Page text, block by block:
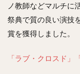
ノ教師などマルチに
祭典で質の良い演技
賞を獲得しました。
「ラブ・クロスド」